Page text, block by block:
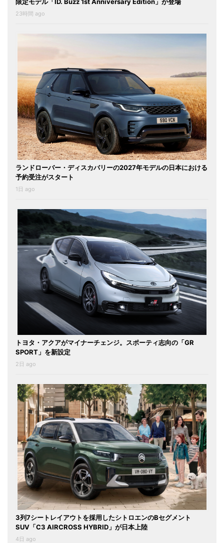
23時間 ago
ランドローバー・ディスカバリーの2027年モデルの日本における
予約受注がスタート
1日 ago
トヨタ・アクアがマイナーチェンジ。スポーティ志向の「GR
SPORT」を新設定
2日 ago
3列7シートレイアウトを採用したシトロエンのBセグメント
SUV「C3 AIRCROSS HYBRID」が日本上陸
4日 ago